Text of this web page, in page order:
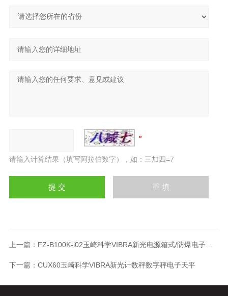
请输入计算结果（填写阿拉伯数字），如：三加四=7
上一篇： FZ-B100K-i02玉崎科学VIBRA新光电源箱式/防爆电子平台秤
下一篇： CUX60玉崎科学VIBRA新光计数秤数字秤电子天平